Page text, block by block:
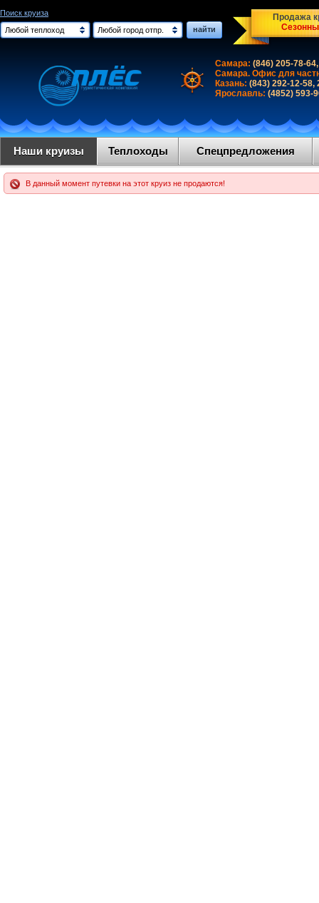
Поиск круиза
Любой теплоход
Любой город отпр. найти
Продажа
Самара: (846) 205-78-
Самара. Офис для
Казань: (843) 292-12-58,
Ярославль: (4852) 593-
Наши круизы Теплоходы Спецпредложения
В данный момент путевки на этот круиз не продаются!